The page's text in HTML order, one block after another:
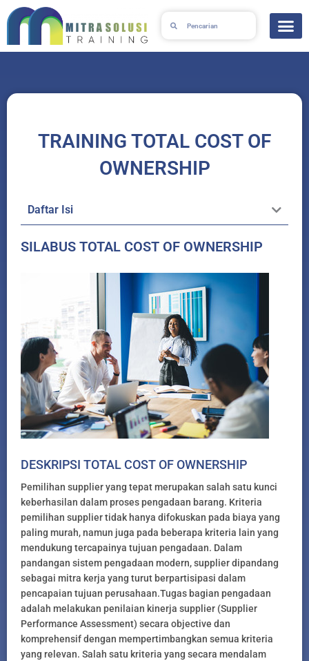
Skip
to
TRAINING TOTAL COST OF
OWNERSHIP
Daftar Isi
SILABUS TOTAL COST OF OWNERSHIP
DESKRIPSI TOTAL COST OF OWNERSHIP
Pemilihan supplier yang tepat merupakan salah satu kunci
keberhasilan dalam proses pengadaan barang. Kriteria
pemilihan supplier tidak hanya difokuskan pada biaya yang
paling murah, namun juga pada beberapa kriteria lain yang
mendukung tercapainya tujuan pengadaan. Dalam
pandangan sistem pengadaan modern, supplier dipandang
sebagai mitra kerja yang turut berpartisipasi dalam
pencapaian tujuan perusahaan.Tugas bagian pengadaan
adalah melakukan penilaian kinerja supplier (Supplier
Performance Assessment) secara objective dan
komprehensif dengan mempertimbangkan semua kriteria
yang relevan. Salah satu kriteria yang secara mendalam